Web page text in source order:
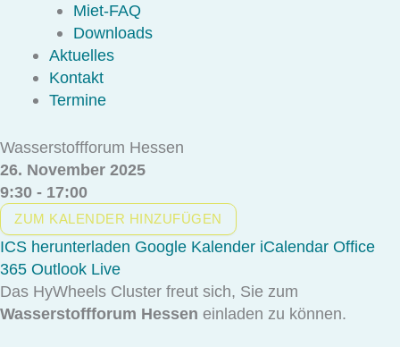
Miet-FAQ
Downloads
Aktuelles
Kontakt
Termine
Wasserstoffforum Hessen
26. November 2025
9:30 - 17:00
ZUM KALENDER HINZUFÜGEN
ICS herunterladen Google Kalender iCalendar Office
365 Outlook Live
Das HyWheels Cluster freut sich, Sie zum
Wasserstoffforum Hessen einladen zu können.